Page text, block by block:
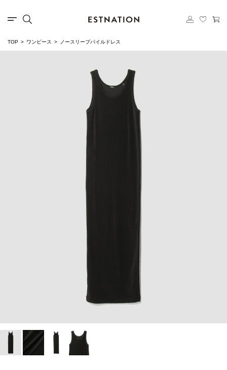
TOP ワンピース ノースリーブパイルドレス